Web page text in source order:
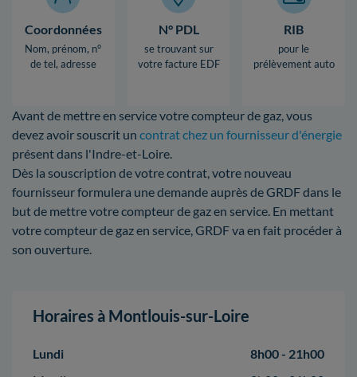
Coordonnées
Nom, prénom, n°
de tel, adresse
N° PDL
se trouvant sur
votre facture EDF
RIB
pour le
prélèvement auto
Avant de mettre en service votre compteur de gaz, vous
devez avoir souscrit un contrat chez un fournisseur d'énergie
présent dans l'Indre-et-Loire.
Dès la souscription de votre contrat, votre nouveau
fournisseur formulera une demande auprès de GRDF dans le
but de mettre votre compteur de gaz en service. En mettant
votre compteur de gaz en service, GRDF va en fait procéder à
son ouverture.
Horaires à Montlouis-sur-Loire
Lundi
8h00 - 21h00